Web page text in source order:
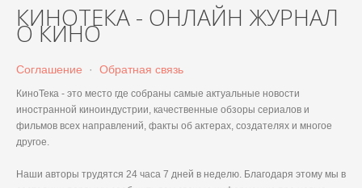
КИНОТЕКА - ОНЛАЙН ЖУРНАЛ
О КИНО
Соглашение · Обратная связь
КиноТека - это место где собраны самые актуальные новости
иностранной киноиндустрии, качественные обзоры сериалов и
фильмов всех направлений, факты об актерах, создателях и многое
другое.
Наши авторы трудятся 24 часа 7 дней в неделю. Благодаря этому мы в